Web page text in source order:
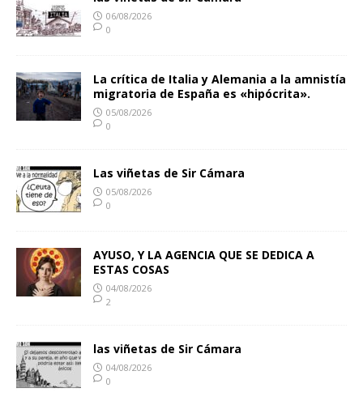
06/08/2026
0
La crítica de Italia y Alemania a la amnistía
migratoria de España es «hipócrita».
05/08/2026
0
Las viñetas de Sir Cámara
05/08/2026
0
AYUSO, Y LA AGENCIA QUE SE DEDICA A
ESTAS COSAS
04/08/2026
2
las viñetas de Sir Cámara
04/08/2026
0